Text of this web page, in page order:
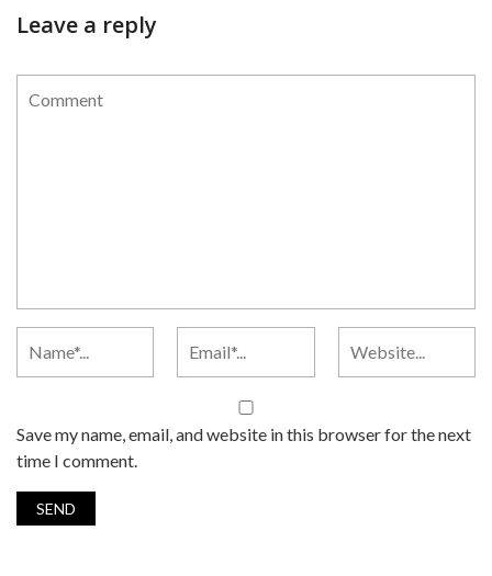
Leave a reply
Save my name, email, and website in this browser for the next
time I comment.